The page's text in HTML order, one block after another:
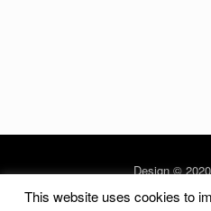
Design ©
This website uses cookies to